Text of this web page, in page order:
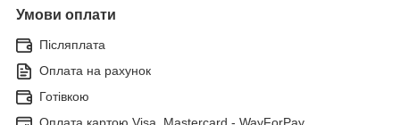
Умови оплати
Післяплата
Оплата на рахунок
Готівкою
Оплата картою Visa, Mastercard - WayForPay